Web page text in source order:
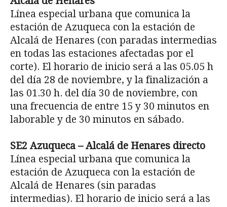
Línea especial urbana que comunica la
estación de Azuqueca con la estación de
Alcalá de Henares (con paradas intermedias
en todas las estaciones afectadas por el
corte). El horario de inicio será a las 05.05 h
del día 28 de noviembre, y la finalización a
las 01.30 h. del día 30 de noviembre, con
una frecuencia de entre 15 y 30 minutos en
laborable y de 30 minutos en sábado.
SE2 Azuqueca – Alcalá de Henares directo
Línea especial urbana que comunica la
estación de Azuqueca con la estación de
Alcalá de Henares (sin paradas
intermedias). El horario de inicio será a las